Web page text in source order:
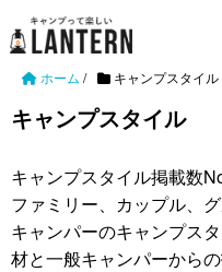
ホーム / キャンプスタイル
キャンプスタイル
キャンプスタイル掲載数
ファミリー、カップル、
キャンパーのキャンプス
材と一般キャンパーから